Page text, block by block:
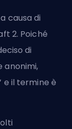
causa di
2. Poiché
di
anonimi,
’ e il termine è